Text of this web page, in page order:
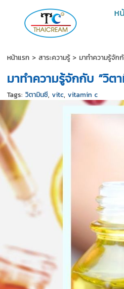
ห
หน้าแรก > สาระความรู้> มาทำความรู้จัก
มาทำความรู้จักกับ “วิต
Tags: วิตามินซี, vitc, vitamin c